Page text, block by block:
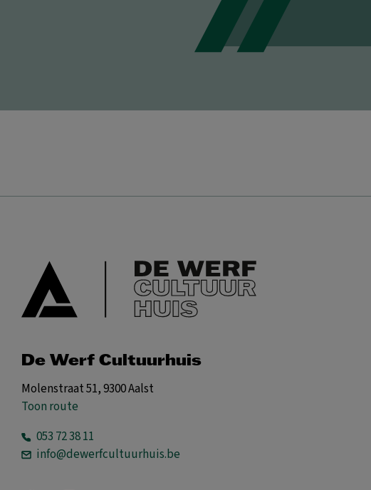
De Werf Cultuurhuis
Molenstraat 51, 9300 Aalst
Toon route
053 72 38 11
info@dewerfcultuurhuis.be